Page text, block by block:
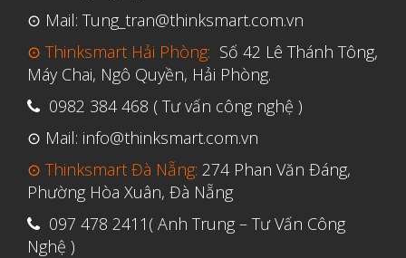
Tháng Năm 2020
Tháng Tư 2020
Tháng Ba 2020
Tháng Hai 2020
Tháng Một 2020
Tháng Mười Hai 2019
Tháng Mười Một 2019
⊙ Mail: Tung_tran@thinksmart.com.vn
⊙ Thinksmart Hải Phòng: Số 42 Lê Thánh Tông,
Máy Chai, Ngô Quyền, Hải Phòng.
0982 384 468 ( Tư vấn công nghệ )
⊙ Mail: info@thinksmart.com.vn
⊙ Thinksmart Đà Nẵng: 274 Phan Văn Đáng,
Phường Hòa Xuân, Đà Nẵng
097 478 2411( Anh Trung – Tư Vấn Công
Nghệ )